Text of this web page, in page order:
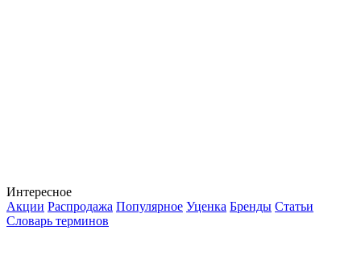
Интересное
Акции Распродажа Популярное Уценка Бренды Статьи
Словарь терминов